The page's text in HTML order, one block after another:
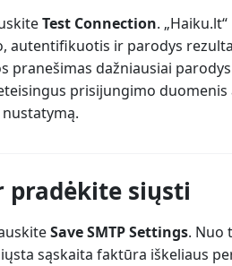
Test Connection.
autentifikuotis ir parodys
pranešimas dažniausiai
prisijungimo duomenis
pradėkite siųsti
Save SMTP Settings. Nuo
sąskaita faktūra iškeliaus